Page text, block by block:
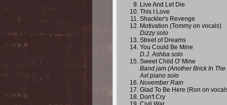
Live And Let Die
This I Love
Shackler's Revenge
Motivation (Tommy on vocals)
Dizzy solo
Street of Dreams
You Could Be Mine
D.J. Ashba solo
Sweet Child O' Mine
Band jam (Another Brick In The
Axl piano solo
November Rain
Glad To Be Here (Ron on
Don't Cry